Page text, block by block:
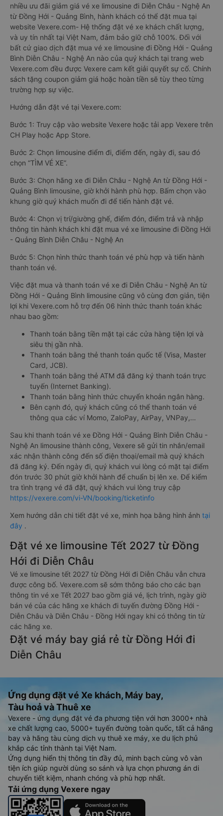
nhiều ưu đãi giảm giá vé xe limousine đi Diễn Châu - Nghệ An
từ Đồng Hới - Quảng Bình, hành khách có thể đặt mua tại
website Vexere.com- Hệ thống đặt vé xe khách chất lượng,
và uy tín nhất tại Việt Nam, đảm bảo giữ chỗ 100%. Đối với
bất cứ giao dịch đặt mua vé xe limousine đi Đồng Hới - Quảng
Bình Diễn Châu - Nghệ An nào của quý khách tại trang web
Vexere.com đều được Vexere cam kết giải quyết sự cố. Chính
sách tặng coupon giảm giá hoặc hoàn tiền sẽ tùy theo từng
trường hợp sự việc.
Hướng dẫn đặt vé tại Vexere.com:
Bước 1: Truy cập vào website Vexere hoặc tải app Vexere trên
CH Play hoặc App Store.
Bước 2: Chọn limousine điểm đi, điểm đến, ngày đi, sau đó
chọn “TÌM VÉ XE”.
Bước 3: Chọn hãng xe đi Diễn Châu - Nghệ An từ Đồng Hới -
Quảng Bình limousine, giờ khởi hành phù hợp. Bấm chọn vào
khung giờ quý khách muốn đi để tiến hành đặt vé.
Bước 4: Chọn vị trí/giường ghế, điểm đón, điểm trả và nhập
thông tin hành khách khi đặt mua vé xe limousine đi Đồng Hới
- Quảng Bình Diễn Châu - Nghệ An
Bước 5: Chọn hình thức thanh toán vé phù hợp và tiến hành
thanh toán vé.
Việc đặt mua và thanh toán vé xe đi Diễn Châu - Nghệ An từ
Đồng Hới - Quảng Bình limousine cũng vô cùng đơn giản, tiện
lợi khi Vexere.com hỗ trợ đến 06 hình thức thanh toán khác
nhau bao gồm:
Thanh toán bằng tiền mặt tại các cửa hàng tiện lợi và
siêu thị gần nhà.
Thanh toán bằng thẻ thanh toán quốc tế (Visa, Master
Card, JCB).
Thanh toán bằng thẻ ATM đã đăng ký thanh toán trực
tuyến (Internet Banking).
Thanh toán bằng hình thức chuyển khoản ngân hàng.
Bên cạnh đó, quý khách cũng có thể thanh toán vé
thông qua các ví Momo, ZaloPay, AirPay, VNPay,…
Sau khi thanh toán vé xe Đồng Hới - Quảng Bình Diễn Châu -
Nghệ An limousine thành công, Vexere sẽ gửi tin nhắn/email
xác nhận thành công đến số điện thoại/email mà quý khách
đã đăng ký. Đến ngày đi, quý khách vui lòng có mặt tại điểm
đón trước 30 phút giờ khởi hành để chuẩn bị lên xe. Để kiểm
tra tình trạng vé đã đặt, quý khách vui lòng truy cập
https://vexere.com/vi-VN/booking/ticketinfo
Xem hướng dẫn chi tiết đặt vé xe, minh họa bằng hình ảnh tại
đây .
Đặt vé xe limousine Tết 2027 từ Đồng
Hới đi Diễn Châu
Vé xe limousine tết 2027 từ Đồng Hới đi Diễn Châu vẫn chưa
được công bố. Vexere.com sẽ sớm thông báo cho các bạn
thông tin vé xe Tết 2027 bao gồm giá vé, lịch trình, ngày giờ
bán vé của các hãng xe khách đi tuyến đường Đồng Hới -
Diễn Châu và Diễn Châu - Đồng Hới ngay khi có thông tin từ
các hãng xe.
Đặt vé máy bay giá rẻ từ Đồng Hới đi
Diễn Châu
Ứng dụng đặt vé Xe khách, Máy bay,
Tàu hoả và Thuê xe
Vexere - ứng dụng đặt vé đa phương tiện với hơn 3000+ nhà
xe chất lượng cao, 5000+ tuyến đường toàn quốc, tất cả hãng
bay và hãng tàu cùng dịch vụ thuê xe máy, xe du lịch phủ
khắp các tỉnh thành tại Việt Nam.
Ứng dụng hiển thị thông tin đầy đủ, minh bạch cùng vô vàn
tiện ích giúp người dùng so sánh và lựa chọn phương án di
chuyển tiết kiệm, nhanh chóng và phù hợp nhất.
Tải ứng dụng Vexere ngay